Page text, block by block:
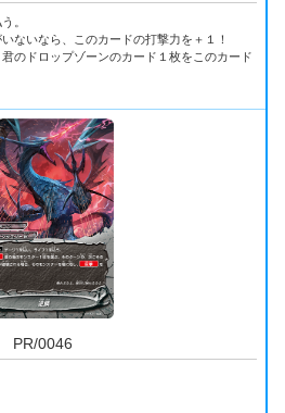
。
ないなら、このカードの打撃力を＋１！
のドロップゾーンのカード１枚をこのカード
PR/0046